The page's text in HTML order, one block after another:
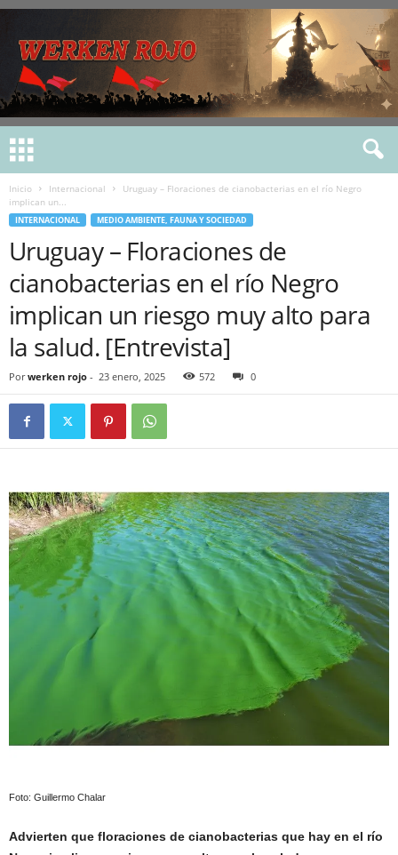
Inicio Internacional
Uruguay – Floraciones de cianobacterias en el río Negro
implican un...
INTERNACIONAL MEDIO AMBIENTE, FAUNA Y SOCIEDAD
Uruguay – Floraciones de
cianobacterias en el río Negro
implican un riesgo muy alto para
la salud. [Entrevista]
Por werken rojo - 23 enero, 2025 572 0
Foto: Guillermo Chalar
Advierten que floraciones de cianobacterias que hay en el río